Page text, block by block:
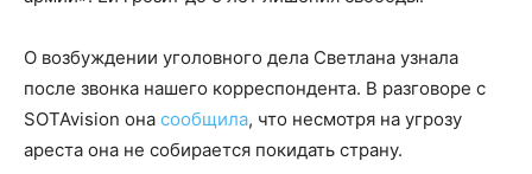
О возбуждении уголовного дела Светлана узнала
после звонка нашего корреспондента. В разговоре с
SOTAvision она сообщила, что несмотря на угрозу
ареста она не собирается покидать страну.